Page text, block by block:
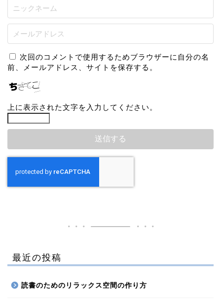
次回のコメントで使用するためブラウザーに自分の名
前、メールアドレス、サイトを保存する。
上に表示された文字を入力してください。
最近の投稿
読書のためのリラックス空間の作り方